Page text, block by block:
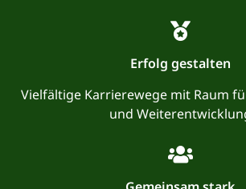
Erfolg gestalten
Vielfältige Karrierewege mit Raum
und